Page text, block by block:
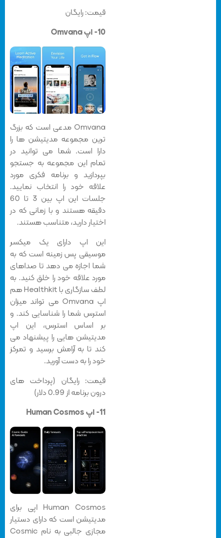
قیمت: رایگان
Omvana مدعی است که بزرگ
ترین مجموعه مدیتیشن ها را
دارا است. شما می توانید در
تمام این مجموعه به جستجو
بپردازید و برنامه فکری مورد
علاقه خود را انتخاب نمایید.
جلسات این اپ بین 3 تا 60
دقیقه هستند و با زمانی که در
اختیار دارید، متناسب هستند.
این اپ دارای یک میکسر
موسیقی پس زمینه است که به
شما اجازه می دهد تا صداهای
مورد علاقه خود را خلق کنید. به
لطف سازگاری با Healthkit هم
اپ Omvana می تواند میزان
استرس شما را شناسایی کند. و
بر اساس استرس، این اپ
مدیتیشن هایی را پیشنهاد می
کند تا به آرامش برسید و تمرکز
خود را به دست آورید.
قیمت: رایگان (پرداخت های
درون برنامه از 0.99 دلار)
Human Cosmos اپی برای
مدیتیشن است که دارای دستیار
مجازی جالبی به نام Cosmic